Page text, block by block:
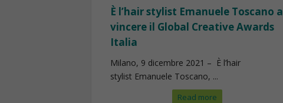
È l’hair stylist Emanuele Toscano a
vincere il Global Creative Awards
Italia
Milano, 9 dicembre 2021 – È l’hair
stylist Emanuele Toscano, ...
Read more